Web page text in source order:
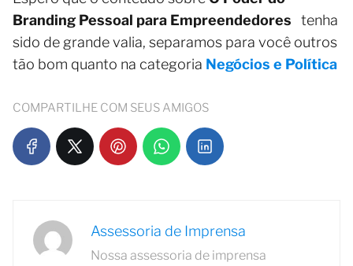
Branding Pessoal para Empreendedores
tenha
sido de grande valia, separamos para você outros
tão bom quanto na categoria Negócios e Política
COMPARTILHE COM SEUS AMIGOS
Assessoria de Imprensa
Nossa assessoria de imprensa